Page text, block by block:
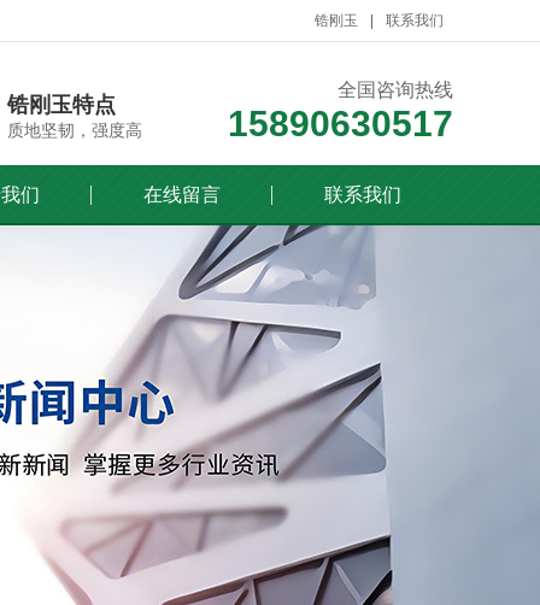
锆刚玉 联系我们
锆刚玉特点
质地坚韧，强度高
全国咨询热线
15890630517
们 在线留言 联系我们